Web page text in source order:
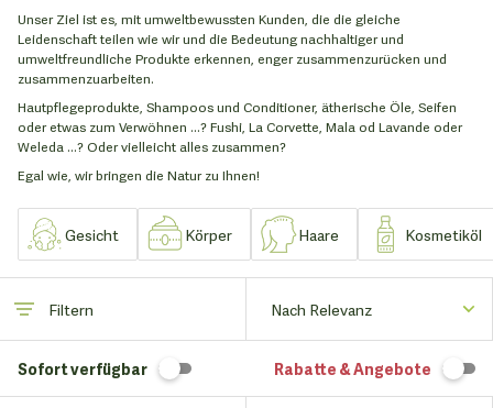
Unser Ziel ist es, mit umweltbewussten Kunden, die die gleiche
Leidenschaft teilen wie wir und die Bedeutung nachhaltiger und
umweltfreundliche Produkte erkennen, enger zusammenzurücken und
zusammenzuarbeiten.
Hautpflegeprodukte, Shampoos und Conditioner, ätherische Öle, Seifen
oder etwas zum Verwöhnen …? Fushi, La Corvette, Mala od Lavande oder
Weleda …? Oder vielleicht alles zusammen?
Egal wie, wir bringen die Natur zu Ihnen!
Gesicht Körper Haare Kosmetiköl
Filtern
Sofort verfügbar Rabatte & Angebote